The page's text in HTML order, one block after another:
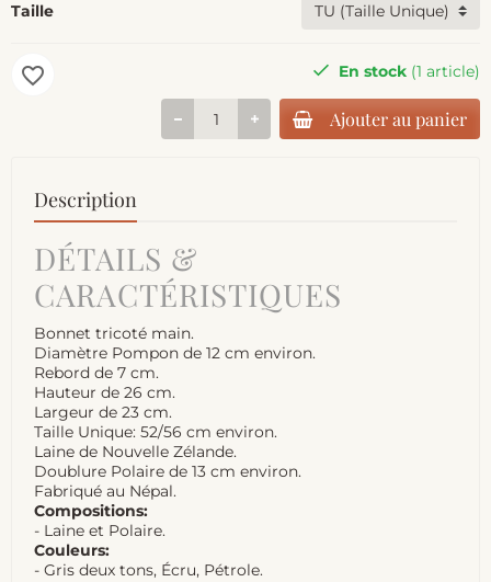
Taille
En stock (1 article)
Ajouter au panier
favorite_border
Description
DÉTAILS &
CARACTÉRISTIQUES
Bonnet tricoté main.
Diamètre Pompon de 12 cm environ.
Rebord de 7 cm.
Hauteur de 26 cm.
Largeur de 23 cm.
Taille Unique: 52/56 cm environ.
Laine de Nouvelle Zélande.
Doublure Polaire de 13 cm environ.
Fabriqué au Népal.
Compositions:
- Laine et Polaire.
Couleurs:
- Gris deux tons, Écru, Pétrole.